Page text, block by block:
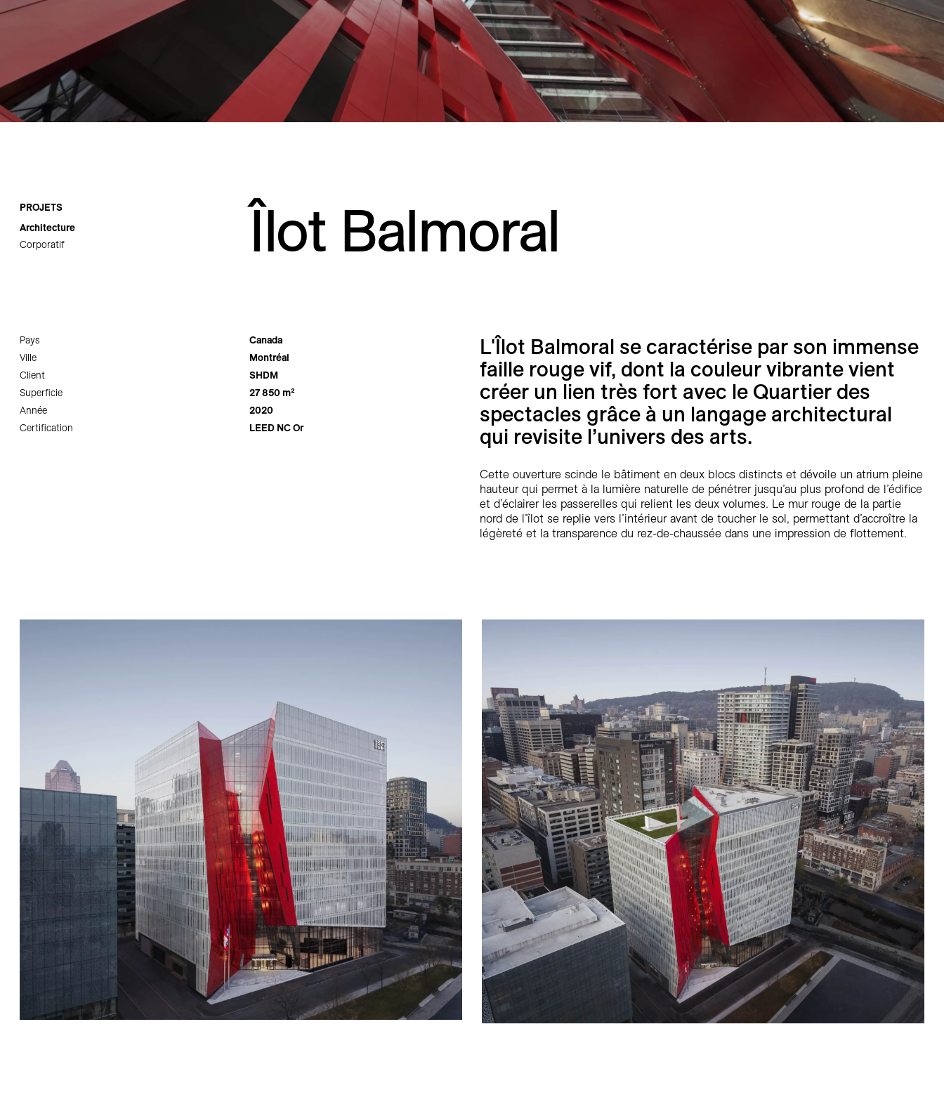
Carrières
Contact
Résidentiel
Sport et divertissement
PROJETS
Architecture
Corporatif
Îlot Balmoral
Pays
Canada
Ville
Montréal
Client
SHDM
Superficie
27 850 m²
Année
2020
Certification
LEED NC Or
L'Îlot Balmoral se caractérise par son immense
faille rouge vif, dont la couleur vibrante vient
créer un lien très fort avec le Quartier des
spectacles grâce à un langage architectural
qui revisite l’univers des arts.
Cette ouverture scinde le bâtiment en deux blocs distincts et dévoile un atrium pleine
hauteur qui permet à la lumière naturelle de pénétrer jusqu’au plus profond de l’édifice
et d’éclairer les passerelles qui relient les deux volumes. Le mur rouge de la partie
nord de l’îlot se replie vers l’intérieur avant de toucher le sol, permettant d’accroître la
légèreté et la transparence du rez-de-chaussée dans une impression de flottement.